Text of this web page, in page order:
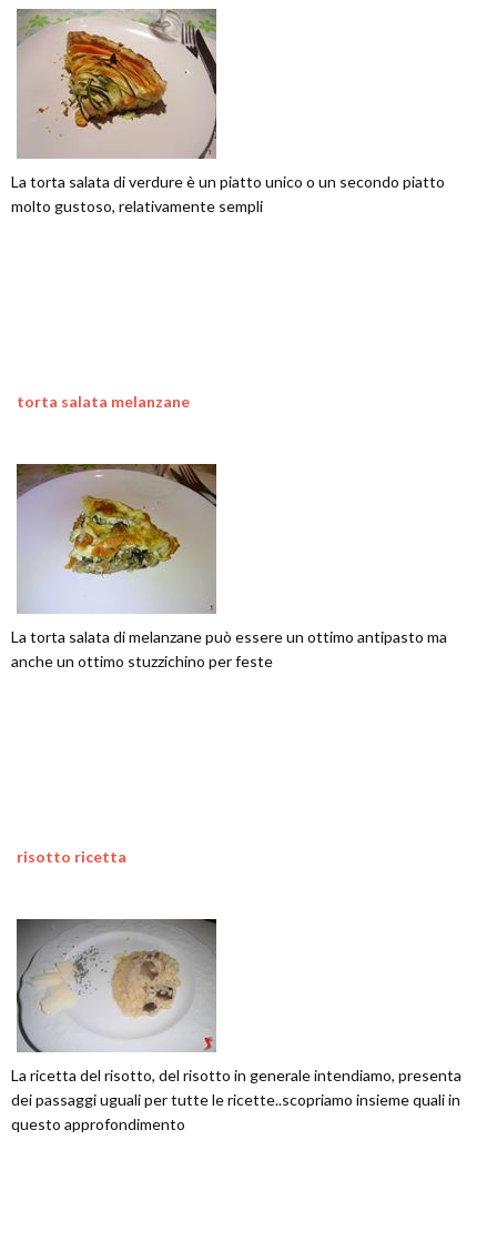
La torta salata di verdure è un piatto unico o un secondo piatto
molto gustoso, relativamente sempli
torta salata melanzane
La torta salata di melanzane può essere un ottimo antipasto ma
anche un ottimo stuzzichino per feste
risotto ricetta
La ricetta del risotto, del risotto in generale intendiamo, presenta
dei passaggi uguali per tutte le ricette..scopriamo insieme quali in
questo approfondimento